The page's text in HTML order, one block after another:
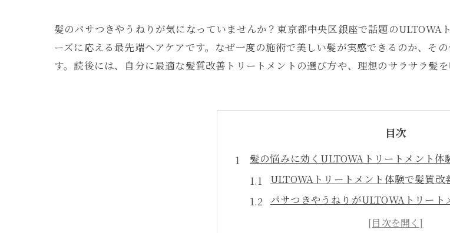
髪のパサつきやうねりが気になっていませんか？東京都中央区銀座で話題の
ーズに応える最先端ヘアケアです。なぜ一度の施術で美しい髪が実感できるのか、そ
す。読後には、自分に最適な髪質改善トリートメントの選び方や、理想のサラサラ髪
目次
髪の悩みに効くULTOWAトリートメント体
ULTOWAトリートメント体験で髪質改
パサつきやうねりがULTOWAトリート
髪質改善に悩む女性が選ぶULTOWAト